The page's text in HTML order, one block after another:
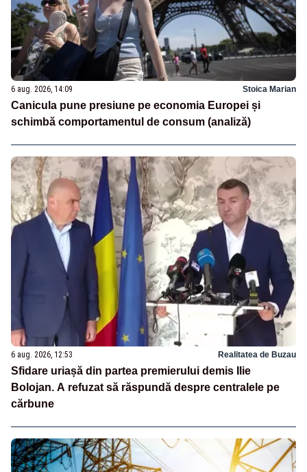
6 aug. 2026, 14:09 Stoica Marian
Canicula pune presiune pe economia Europei și
schimbă comportamentul de consum (analiză)
6 aug. 2026, 12:53 Realitatea de Buzau
Sfidare uriașă din partea premierului demis Ilie
Bolojan. A refuzat să răspundă despre centralele pe
cărbune